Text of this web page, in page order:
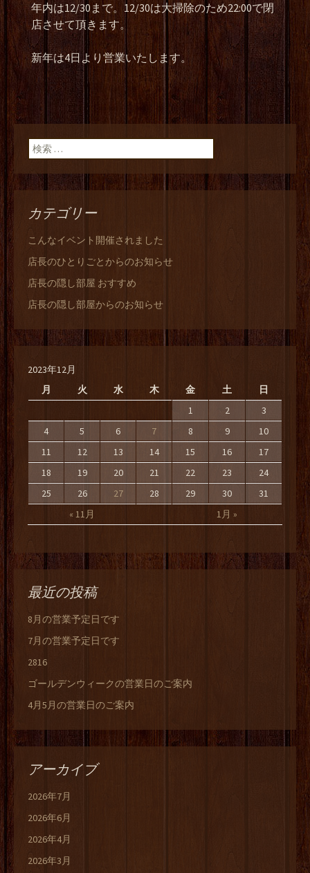
年内は12/30まで。12/30は大掃除のため22:00で閉
店させて頂きます。
新年は4日より営業いたします。
検索:
カテゴリー
こんなイベント開催されました
店長のひとりごとからのお知らせ
店長の隠し部屋 おすすめ
店長の隠し部屋からのお知らせ
2023年12月
月
火 水 木 金 土 日
« 11月 1月 »
1 2
3
4
5 6 7 8 9
10
11
12 13 14 15 16
17
18
19 20 21 22 23
24
25
26 27 28 29 30 31
最近の投稿
8月の営業予定日です
7月の営業予定日です
2816
ゴールデンウィークの営業日のご案内
4月5月の営業日のご案内
アーカイブ
2026年7月
2026年6月
2026年4月
2026年3月